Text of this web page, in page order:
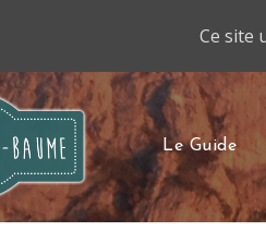
Le Guide
Ce site